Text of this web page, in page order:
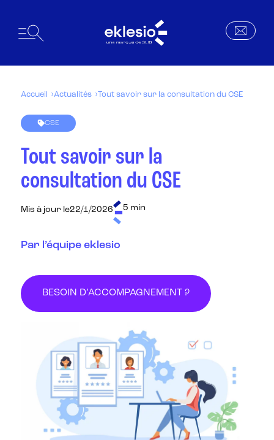
Accueil Actualités Tout savoir sur la consultation du CSE
CSE
Tout savoir sur la
consultation du CSE
Mis à jour le22/1/2026 5 min
Par l’équipe eklesio
BESOIN D’ACCOMPAGNEMENT ?